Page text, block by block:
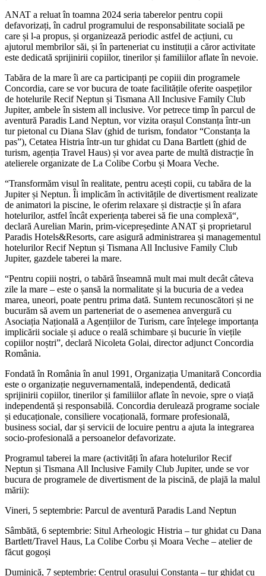
ANAT a reluat în toamna 2024 seria taberelor pentru copii
defavorizați, în cadrul programului de responsabilitate socială pe
care și l-a propus, și organizează periodic astfel de acțiuni, cu
ajutorul membrilor săi, și în parteneriat cu instituții a căror activitate
este dedicată sprijinirii copiilor, tinerilor și familiilor aflate în nevoie.
Tabăra de la mare îi are ca participanți pe copiii din programele
Concordia, care se vor bucura de toate facilitățile oferite oaspeților
de hotelurile Recif Neptun și Tismana All Inclusive Family Club
Jupiter, ambele în sistem all inclusive. Vor petrece timp în parcul de
aventură Paradis Land Neptun, vor vizita orașul Constanța într-un
tur pietonal cu Diana Slav (ghid de turism, fondator “Constanța la
pas”), Cetatea Histria într-un tur ghidat cu Dana Bartlett (ghid de
turism, agenția Travel Haus) și vor avea parte de multă distracție în
atelierele organizate de La Colibe Corbu și Moara Veche.
“Transformăm visul în realitate, pentru acești copii, cu tabăra de la
Jupiter și Neptun. Îi implicăm în activitățile de divertisment realizate
de animatori la piscine, le oferim relaxare și distracție și în afara
hotelurilor, astfel încât experiența taberei să fie una complexă“,
declară Aurelian Marin, prim-vicepreședinte ANAT și proprietarul
Paradis Hotels&Resorts, care asigură administrarea și managementul
hotelurilor Recif Neptun și Tismana All Inclusive Family Club
Jupiter, gazdele taberei la mare.
“Pentru copiii noștri, o tabără înseamnă mult mai mult decât câteva
zile la mare – este o șansă la normalitate și la bucuria de a vedea
marea, uneori, poate pentru prima dată. Suntem recunoscători și ne
bucurăm să avem un parteneriat de o asemenea anvergură cu
Asociația Națională a Agențiilor de Turism, care înțelege importanța
implicării sociale și aduce o reală schimbare și bucurie în viețile
copiilor noștri”, declară Nicoleta Golai, director adjunct Concordia
România.
Fondată în România în anul 1991, Organizația Umanitară Concordia
este o organizație neguvernamentală, independentă, dedicată
sprijinirii copiilor, tinerilor și familiilor aflate în nevoie, spre o viață
independentă și responsabilă. Concordia derulează programe sociale
și educaționale, consiliere vocațională, formare profesională,
business social, dar și servicii de locuire pentru a ajuta la integrarea
socio-profesională a persoanelor defavorizate.
Programul taberei la mare (activități în afara hotelurilor Recif
Neptun și Tismana All Inclusive Family Club Jupiter, unde se vor
bucura de programele de divertisment de la piscină, de plajă la malul
mării):
Vineri, 5 septembrie: Parcul de aventură Paradis Land Neptun
Sâmbătă, 6 septembrie: Situl Arheologic Histria – tur ghidat cu Dana
Bartlett/Travel Haus, La Colibe Corbu și Moara Veche – atelier de
făcut gogoși
Duminică, 7 septembrie: Centrul orașului Constanța – tur ghidat cu